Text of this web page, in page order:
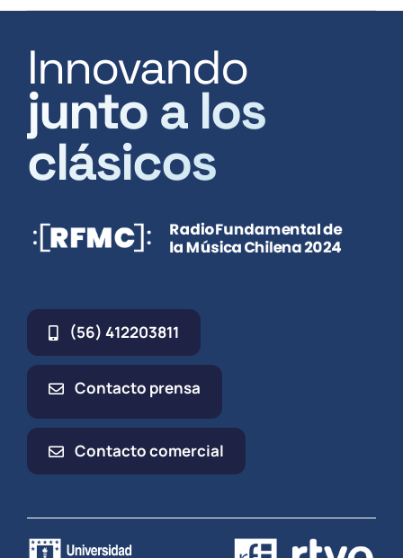
Innovando
junto a los
clásicos
(56) 412203811
Contacto prensa
Contacto comercial